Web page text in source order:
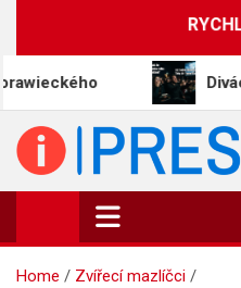
Divácký zájem o
PressPress.cz
Vaše zprávy v souvislostech
Home
Zvířecí mazlíčci